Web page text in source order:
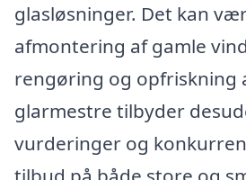
glasløsninger. Det kan
afmontering af gamle
rengøring og opfriskning
glarmestre tilbyder
vurderinger og